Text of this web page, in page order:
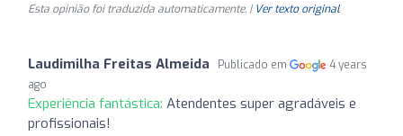
Esta opinião foi traduzida automaticamente. | Ver texto original
Laudimilha Freitas Almeida Publicado em
4 years
ago
Experiência fantástica: Atendentes super agradáveis e
profissionais!